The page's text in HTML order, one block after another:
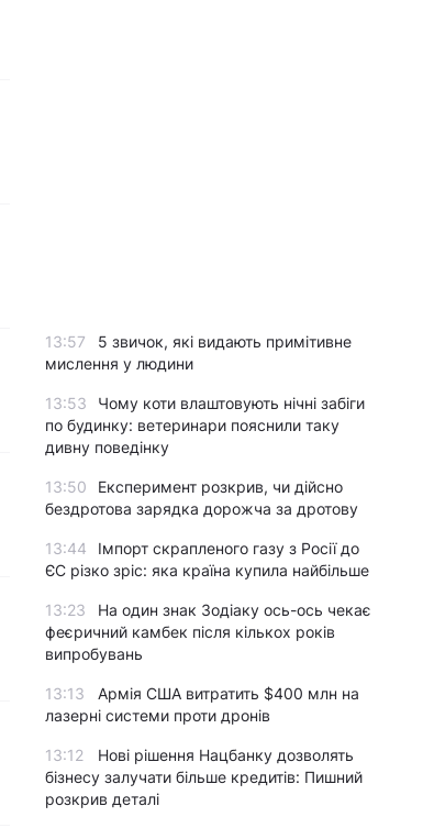
13:57
5 звичок, які видають примітивне
мислення у людини
13:53
Чому коти влаштовують нічні забіги
по будинку: ветеринари пояснили таку
дивну поведінку
13:50
Експеримент розкрив, чи дійсно
бездротова зарядка дорожча за дротову
13:44
Імпорт скрапленого газу з Росії до
ЄС різко зріс: яка країна купила найбільше
13:23
На один знак Зодіаку ось-ось чекає
феєричний камбек після кількох років
випробувань
13:13
Армія США витратить $400 млн на
лазерні системи проти дронів
13:12
Нові рішення Нацбанку дозволять
бізнесу залучати більше кредитів: Пишний
розкрив деталі